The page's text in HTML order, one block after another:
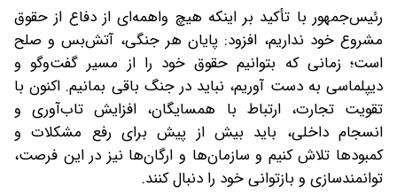
رئیس‌جمهور با تأکید بر اینکه هیچ واهمه‌ای از دفاع از حقوق
مشروع خود نداریم، افزود: پایان هر جنگی، آتش‌بس و صلح
است؛ زمانی که بتوانیم حقوق خود را از مسیر گفت‌وگو و
دیپلماسی به دست آوریم، نباید در جنگ باقی بمانیم. اکنون با
تقویت تجارت، ارتباط با همسایگان، افزایش تاب‌آوری و
انسجام داخلی، باید بیش از پیش برای رفع مشکلات و
کمبودها تلاش کنیم و سازمان‌ها و ارگان‌ها نیز در این فرصت،
توانمندسازی و بازتوانی خود را دنبال کنند.